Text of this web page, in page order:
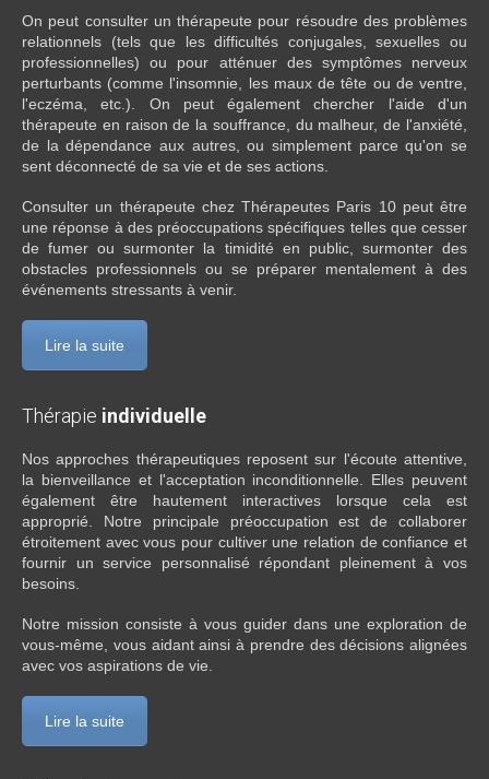
On peut consulter un thérapeute pour résoudre des problèmes
relationnels (tels que les difficultés conjugales, sexuelles ou
professionnelles) ou pour atténuer des symptômes nerveux
perturbants (comme l'insomnie, les maux de tête ou de ventre,
l'eczéma, etc.). On peut également chercher l'aide d'un
thérapeute en raison de la souffrance, du malheur, de l'anxiété,
de la dépendance aux autres, ou simplement parce qu'on se
sent déconnecté de sa vie et de ses actions.
Consulter un thérapeute chez Thérapeutes Paris 10 peut être
une réponse à des préoccupations spécifiques telles que cesser
de fumer ou surmonter la timidité en public, surmonter des
obstacles professionnels ou se préparer mentalement à des
événements stressants à venir.
Lire la suite
Thérapie individuelle
Nos approches thérapeutiques reposent sur l'écoute attentive,
la bienveillance et l'acceptation inconditionnelle. Elles peuvent
également être hautement interactives lorsque cela est
approprié. Notre principale préoccupation est de collaborer
étroitement avec vous pour cultiver une relation de confiance et
fournir un service personnalisé répondant pleinement à vos
besoins.
Notre mission consiste à vous guider dans une exploration de
vous-même, vous aidant ainsi à prendre des décisions alignées
avec vos aspirations de vie.
Lire la suite